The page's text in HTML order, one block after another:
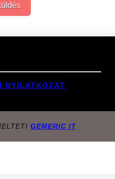
NYILATKOZAT
GEMERIC IT